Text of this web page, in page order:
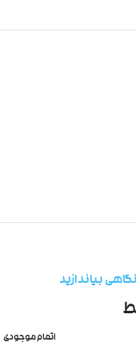
بیاندازید
اتمام موجودی